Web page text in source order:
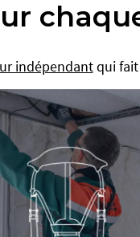
indépendantqui fait